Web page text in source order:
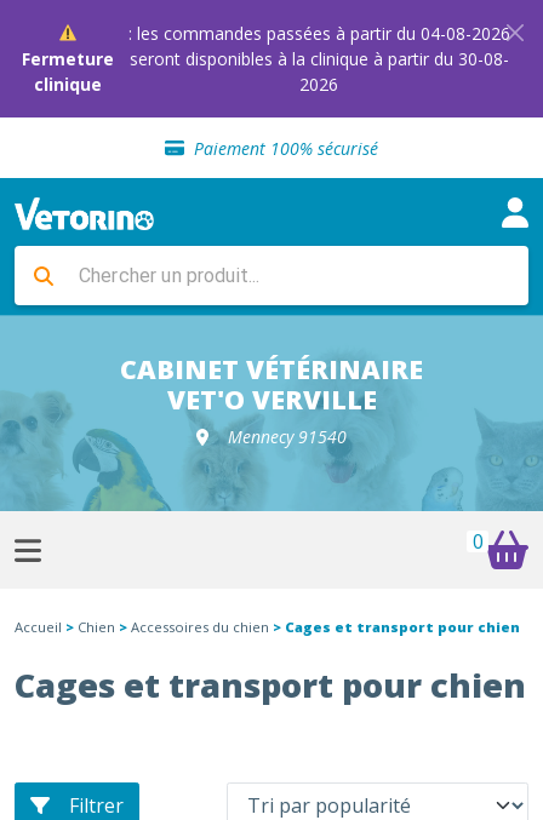
Fermeture
clinique
: les commandes passées à partir du 04-08-2026
seront disponibles à la clinique à partir du 30-08-
2026
Sélection de croquettes vétérinaire
Paiement 100% sécurisé
Livraison gratuite en clinique vétérinaire
Sélection de croquettes vétérinaire
Livraison gratuite en clinique vétérinaire
Retour gratuit en clinique
CABINET VÉTÉRINAIRE
VET'O VERVILLE
Mennecy 91540
0
Accueil > Chien > Accessoires du chien > Cages et transport pour chien
Cages et transport pour chien
Filtrer